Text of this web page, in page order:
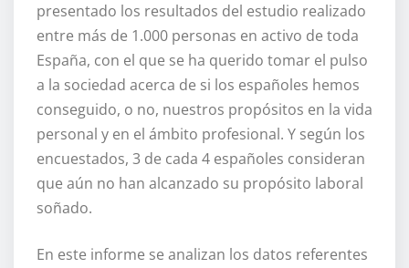
presentado los resultados del estudio realizado
entre más de 1.000 personas en activo de toda
España, con el que se ha querido tomar el pulso
a la sociedad acerca de si los españoles hemos
conseguido, o no, nuestros propósitos en la vida
personal y en el ámbito profesional. Y según los
encuestados, 3 de cada 4 españoles consideran
que aún no han alcanzado su propósito laboral
soñado.
En este informe se analizan los datos referentes